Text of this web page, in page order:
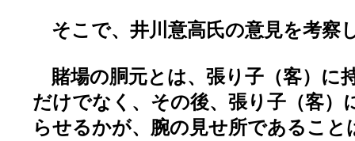
そこで、井川意高氏の意見を考察
賭場の胴元とは、張り子（客）に
だけでなく、その後、張り子（客）
らせるかが、腕の見せ所であること